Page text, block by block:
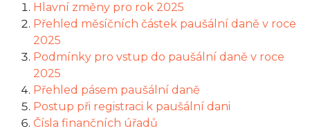
Hlavní změny pro rok 2025
Přehled měsíčních částek paušální daně v roce
2025
Podmínky pro vstup do paušální daně v roce
2025
Přehled pásem paušální daně
Postup při registraci k paušální dani
Čísla finančních úřadů